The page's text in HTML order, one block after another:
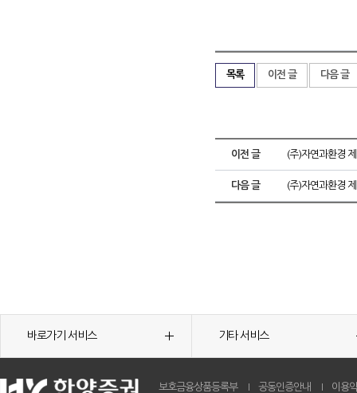
목록 이전 글 다음 글
이전 글 (주)자연과환경
다음 글 (주)자연과환경
바로가기 서비스 기타 서비스
보호금융상품등록부 공동인증안내 이용